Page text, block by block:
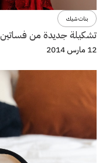
بنات شيك
تشكيلة جديدة من فساتين الخطوبة
12 مارس 2014